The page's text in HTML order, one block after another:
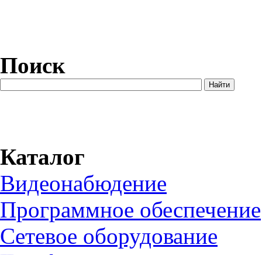
Поиск
Каталог
Видеонабюдение
Программное обеспечение
Сетевое оборудование